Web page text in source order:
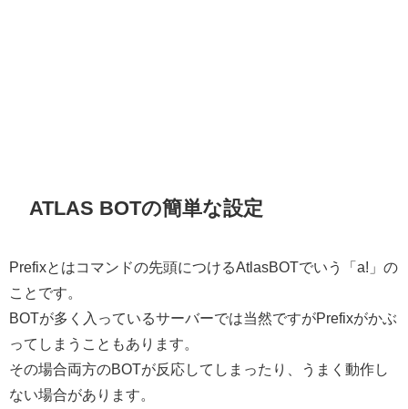
ATLAS BOTの簡単な設定
Prefixとはコマンドの先頭につけるAtlasBOTでいう「a!」の
ことです。
BOTが多く入っているサーバーでは当然ですがPrefixがかぶ
ってしまうこともあります。
その場合両方のBOTが反応してしまったり、うまく動作し
ない場合があります。